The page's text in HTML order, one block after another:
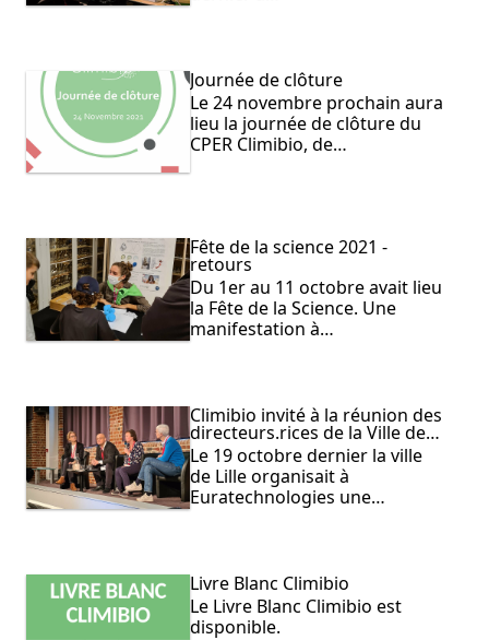
Journée de clôture
Le 24 novembre prochain aura
lieu la journée de clôture du
CPER Climibio, de…
Fête de la science 2021 -
retours
Du 1er au 11 octobre avait lieu
la Fête de la Science. Une
manifestation à…
Climibio invité à la réunion des
directeurs.rices de la Ville de…
Le 19 octobre dernier la ville
de Lille organisait à
Euratechnologies une…
Livre Blanc Climibio
Le Livre Blanc Climibio est
disponible.